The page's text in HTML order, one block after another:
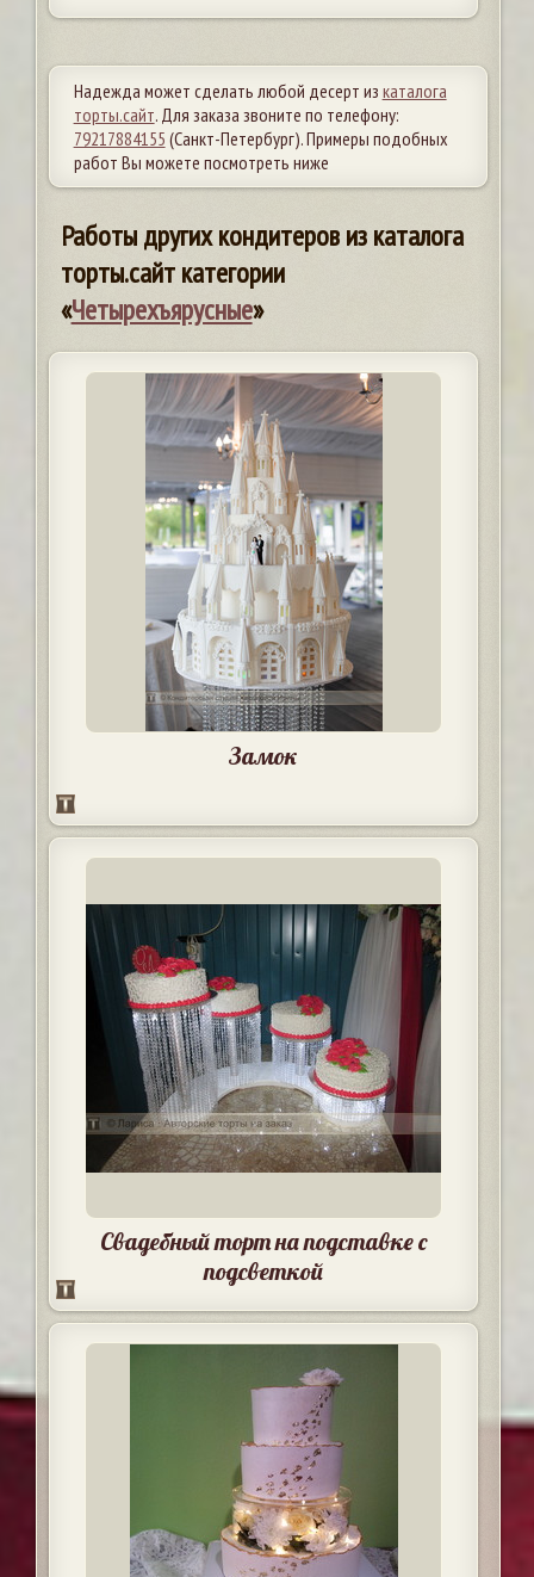
Надежда может сделать любой десерт из каталога
торты.сайт. Для заказа звоните по телефону:
79217884155 (Санкт-Петербург). Примеры подобных
работ Вы можете посмотреть ниже
Работы других кондитеров из каталога
торты.сайт категории
«Четырехъярусные»
Замок
Свадебный торт на подставке с
подсветкой